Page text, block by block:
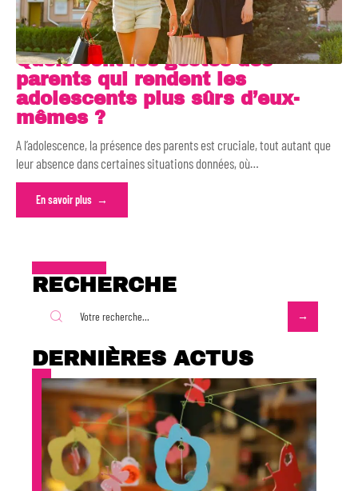
Quels sont les gestes des
parents qui rendent les
adolescents plus sûrs d’eux-
mêmes ?
A l’adolescence, la présence des parents est cruciale, tout autant que
leur absence dans certaines situations données, où…
En savoir plus
RECHERCHE
DERNIÈRES ACTUS